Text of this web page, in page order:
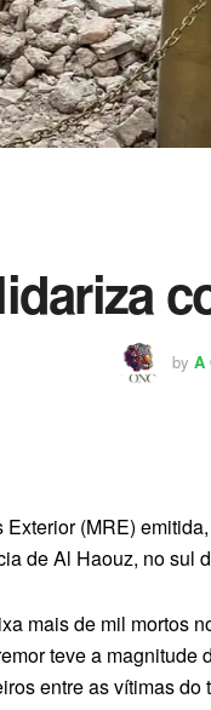
by A
(MRE)
de Al Haouz, no
mais de mil mortos
teve a
entre as vítimas do